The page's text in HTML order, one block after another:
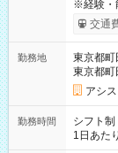
※経験・能
間】試
交通
勤務地
東京都町
東京都町
アシ
勤務時間
シフト制
1日あた
勤務 勤務：